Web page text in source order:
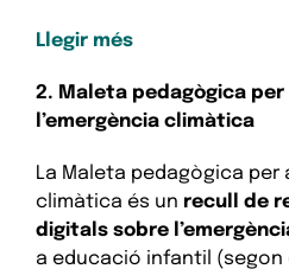
Llegir més
2. Maleta pedagògica
l’emergència climàtica
La Maleta pedagògica per
climàtica és un recull de
digitals sobre
a educació infantil